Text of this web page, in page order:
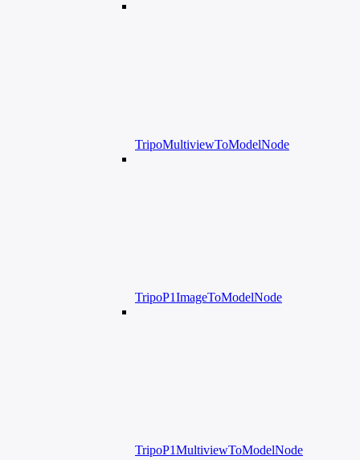
TripoMultiviewToModelNode
TripoP1ImageToModelNode
TripoP1MultiviewToModelNode